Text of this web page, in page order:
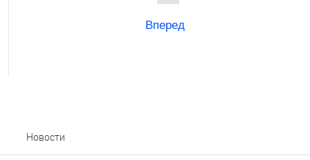
Вперед
Новости